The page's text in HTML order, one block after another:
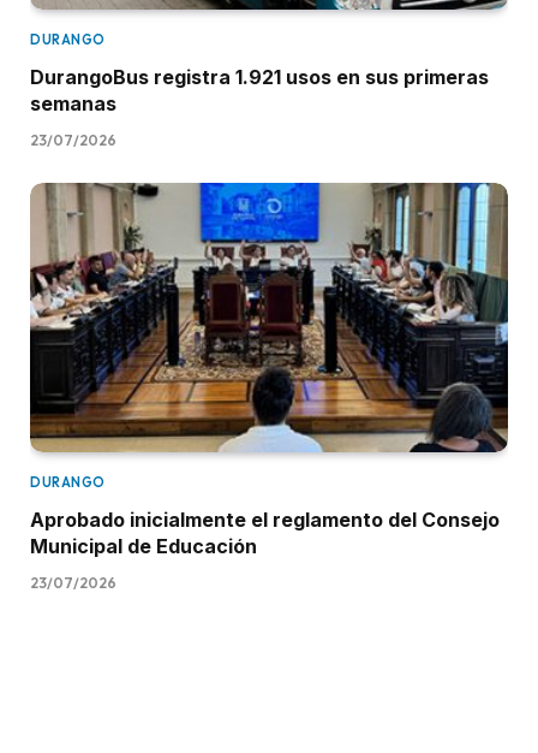
DURANGO
DurangoBus registra 1.921 usos en sus primeras
semanas
23/07/2026
DURANGO
Aprobado inicialmente el reglamento del Consejo
Municipal de Educación
23/07/2026